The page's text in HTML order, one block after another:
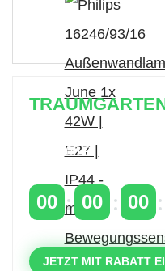
Zeitlich begrenzter 20
über 400 €
00 00 00
JETZT MIT RABATT